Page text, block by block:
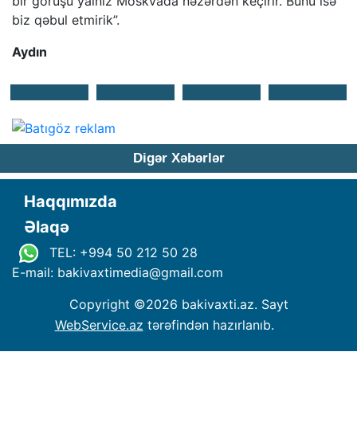
biz qəbul etmirik”.
Aydın
Digər Xəbərlər
Haqqımızda
Əlaqə
TEL: +994 50 212 50 28
E-mail: bakivaxtimedia@gmail.com
Copyright ©2026 bakivaxti.az. Sayt
WebService.az tərəfindən hazırlanıb.